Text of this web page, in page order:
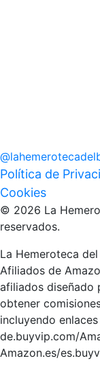
@
Política de
Cookies
© 2026 La
reservados.
La Hemeroteca
Afiliados de
afiliados diseñado
obtener
incluyendo
de.buyvip.com/
Amazon.es/